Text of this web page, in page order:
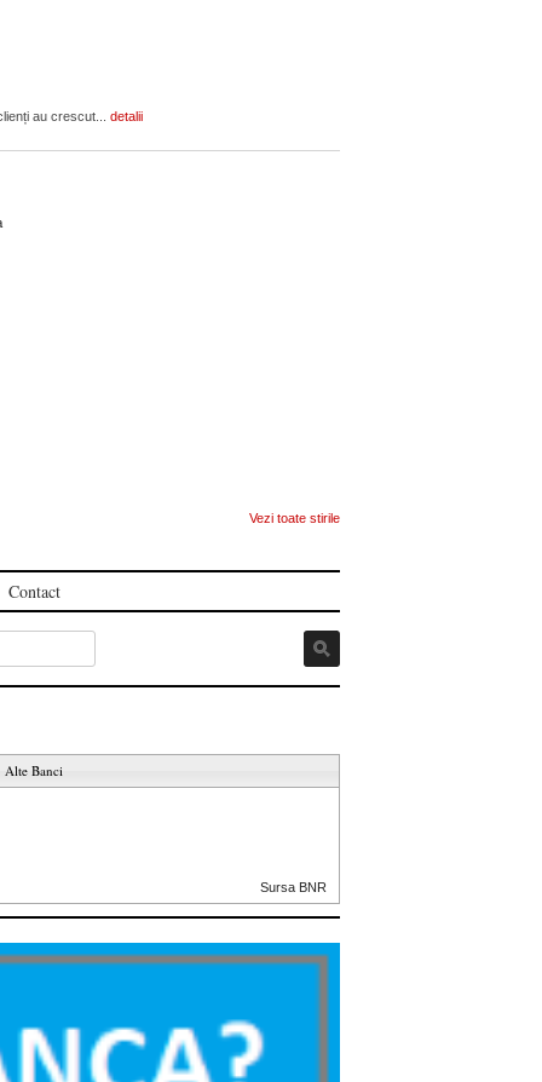
au crescut... detalii
Vezi toate stirile
Contact
Alte Banci
Sursa BNR